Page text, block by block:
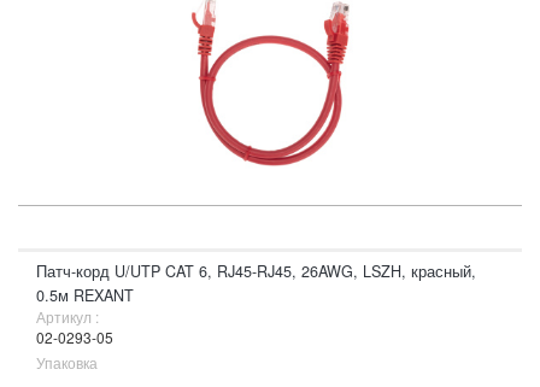
Патч-корд U/UTP CAT 6, RJ45-RJ45, 26AWG, LSZH, красный,
0.5м REXANT
Артикул :
02-0293-05
Упаковка